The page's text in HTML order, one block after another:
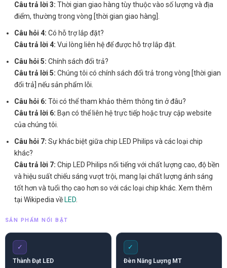
Câu trả lời 3: Thời gian giao hàng tùy thuộc vào số lượng và địa
điểm, thường trong vòng [thời gian giao hàng].
Câu hỏi 4: Có hỗ trợ lắp đặt?
Câu trả lời 4: Vui lòng liên hệ để được hỗ trợ lắp đặt.
Câu hỏi 5: Chính sách đổi trả?
Câu trả lời 5: Chúng tôi có chính sách đổi trả trong vòng [thời gian
đổi trả] nếu sản phẩm lỗi.
Câu hỏi 6: Tôi có thể tham khảo thêm thông tin ở đâu?
Câu trả lời 6: Bạn có thể liên hệ trực tiếp hoặc truy cập website
của chúng tôi.
Câu hỏi 7: Sự khác biệt giữa chip LED Philips và các loại chip
khác?
Câu trả lời 7: Chip LED Philips nổi tiếng với chất lượng cao, độ bền
và hiệu suất chiếu sáng vượt trội, mang lại chất lượng ánh sáng
tốt hơn và tuổi thọ cao hơn so với các loại chip khác. Xem thêm
tại Wikipedia về LED
SẢN PHẨM NỔI BẬT
✓
Thành Đạt LED
✓
Đèn Năng Lượng MT